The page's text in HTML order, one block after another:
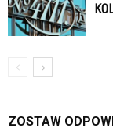
ZOSTAW